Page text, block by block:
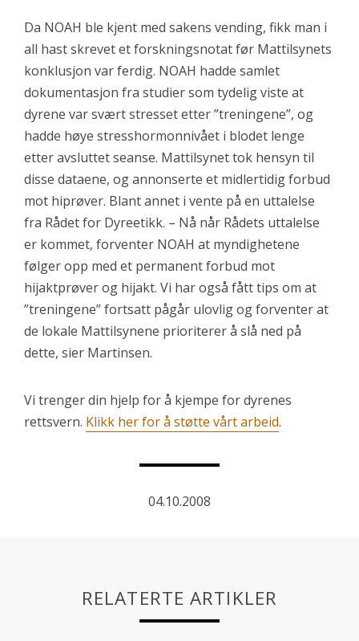
Da NOAH ble kjent med sakens vending, fikk man i
all hast skrevet et forskningsnotat før Mattilsynets
konklusjon var ferdig. NOAH hadde samlet
dokumentasjon fra studier som tydelig viste at
dyrene var svært stresset etter ”treningene”, og
hadde høye stresshormonnivået i blodet lenge
etter avsluttet seanse. Mattilsynet tok hensyn til
disse dataene, og annonserte et midlertidig forbud
mot hiprøver. Blant annet i vente på en uttalelse
fra Rådet for Dyreetikk. – Nå når Rådets uttalelse
er kommet, forventer NOAH at myndighetene
følger opp med et permanent forbud mot
hijaktprøver og hijakt. Vi har også fått tips om at
”treningene” fortsatt pågår ulovlig og forventer at
de lokale Mattilsynene prioriterer å slå ned på
dette, sier Martinsen.
Vi trenger din hjelp for å kjempe for dyrenes
rettsvern. Klikk her for å støtte vårt arbeid.
04.10.2008
RELATERTE ARTIKLER